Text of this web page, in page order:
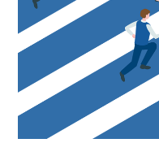
新着情報
お問い合わせ